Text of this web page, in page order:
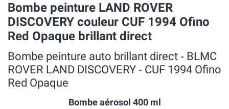
Bombe peinture LAND ROVER
DISCOVERY couleur CUF 1994 Ofino
Red Opaque brillant direct
Bombe peinture auto brillant direct ‐ BLMC
ROVER LAND DISCOVERY ‐ CUF 1994 Ofino
Red Opaque
Bombe aérosol 400 ml